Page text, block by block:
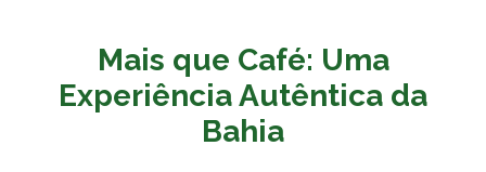
Mais que Café: Uma
Experiência Autêntica da
Bahia